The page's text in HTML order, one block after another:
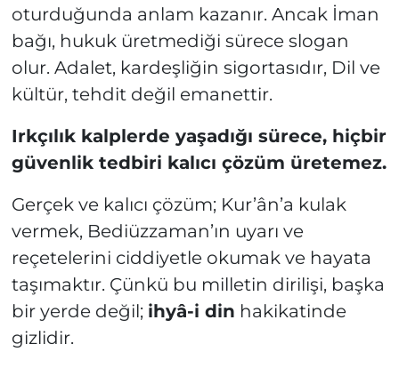
oturduğunda anlam kazanır. Ancak İman
bağı, hukuk üretmediği sürece slogan
olur. Adalet, kardeşliğin sigortasıdır, Dil ve
kültür, tehdit değil emanettir.
Irkçılık kalplerde yaşadığı sürece, hiçbir
güvenlik tedbiri kalıcı çözüm üretemez.
Gerçek ve kalıcı çözüm; Kur’ân’a kulak
vermek, Bediüzzaman’ın uyarı ve
reçetelerini ciddiyetle okumak ve hayata
taşımaktır. Çünkü bu milletin dirilişi, başka
bir yerde değil; ihyâ-i din hakikatinde
gizlidir.